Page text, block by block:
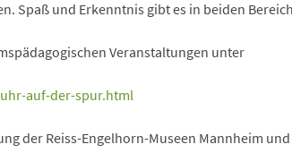
Spaß und Erkenntnis gibt es in beiden
Veranstaltungen unter
auf-der-spur.html
der Reiss-Engelhorn-Museen Mannheim